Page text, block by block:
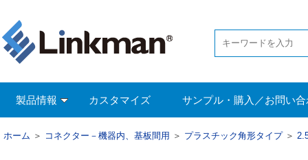
製品情報 カスタマイズ サンプル・購入／お問い
ホーム ＞ コネクター－機器内、基板間用 ＞ プラスチック角形タイプ＞